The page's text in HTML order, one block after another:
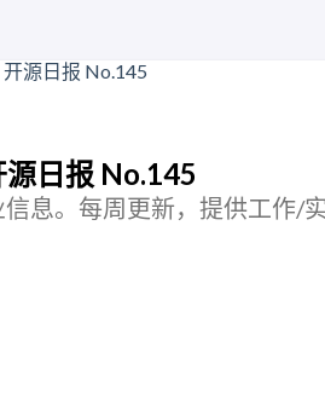
日报 No.145
息。每周更新，提供工作/